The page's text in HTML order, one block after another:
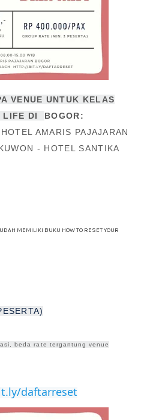
VENUE UNTUK KELAS
LIFE DI BOGOR:
AMARIS PAJAJARAN
- HOTEL SANTIKA
MEMILIKI BUKU HOW TO RESET YOUR
beda rate tergantung venue
daftarreset